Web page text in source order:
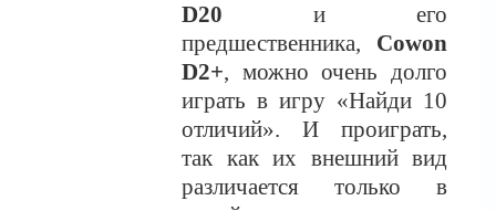
D20 и его
предшественника, Cowon
D2+, можно очень долго
играть в игру «Найди 10
отличий». И проиграть,
так как их внешний вид
различается только в